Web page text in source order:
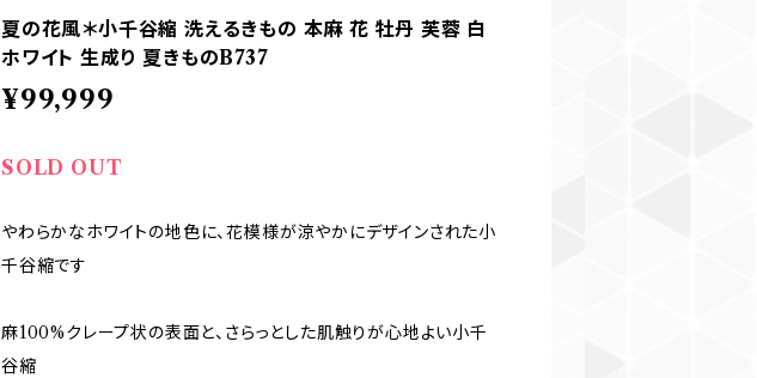
夏の花風＊小千谷縮 洗えるきもの 本麻 花 牡丹 芙蓉 白
ホワイト 生成り 夏きものB737
¥99,999
SOLD OUT
やわらかなホワイトの地色に、花模様が涼やかにデザインされた小
千谷縮です
麻100%クレープ状の表面と、さらっとした肌触りが心地よい小千
谷縮